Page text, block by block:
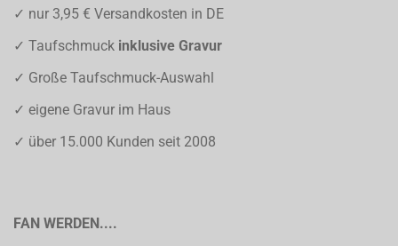
✓ nur 3,95 € Versandkosten in DE
✓ Taufschmuck inklusive Gravur
✓ Große Taufschmuck-Auswahl
✓ eigene Gravur im Haus
✓ über 15.000 Kunden seit 2008
FAN WERDEN....